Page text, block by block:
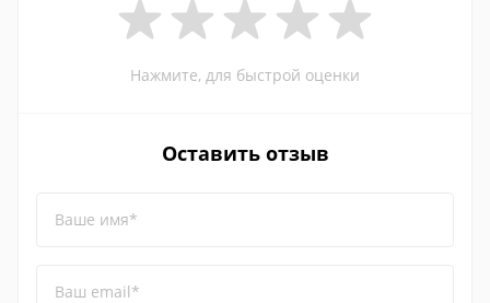
Нажмите, для быстрой оценки
Оставить отзыв
Ваше имя*
Ваш email*